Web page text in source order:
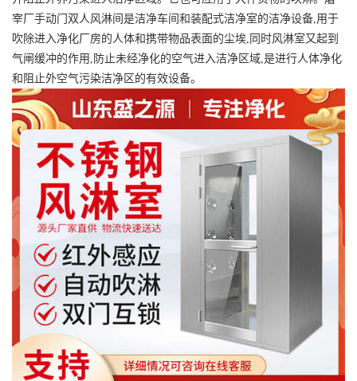
宰厂手动门双人风淋间是洁净车间和装配式洁净室的洁净设备,用于
吹除进入净化厂房的人体和携带物品表面的尘埃,同时风淋室又起到
气闸缓冲的作用,防止未经净化的空气进入洁净区域,是进行人体净化
和阻止外空气污染洁净区的有效设备。